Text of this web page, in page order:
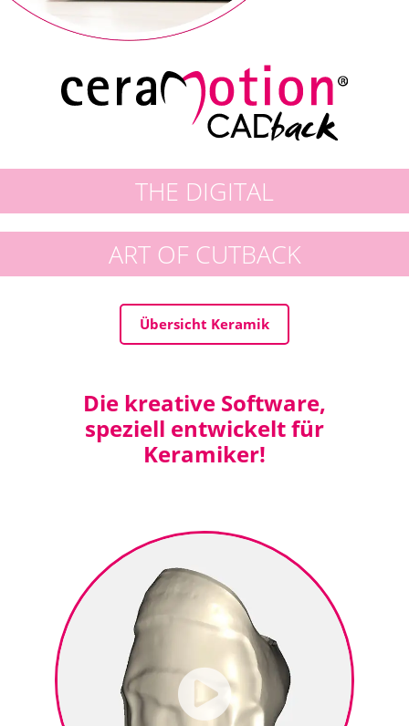
THE DIGITAL
ART OF CUTBACK
Übersicht Keramik
Die kreative Software,
speziell entwickelt für
Keramiker!